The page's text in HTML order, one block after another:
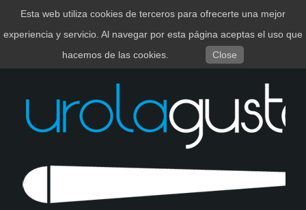
EUSKARA ESPAÑOL
Esta web utiliza cookies de terceros para ofrecerte una mejor
experiencia y servicio. Al navegar por esta página aceptas el uso que
hacemos de las cookies.
Close